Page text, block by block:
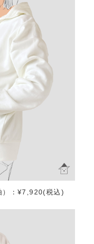
）：¥7,920(税込)